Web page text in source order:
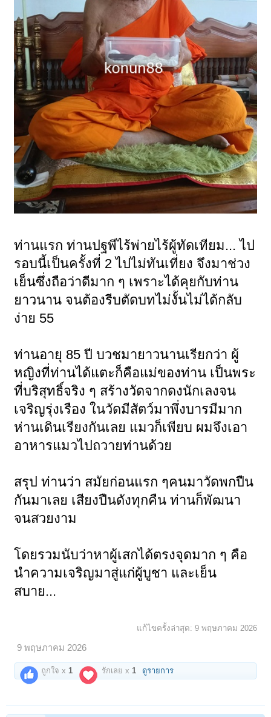
ท่านแรก ท่านปฐพีไร้พ่ายไร้ผู้ทัดเทียม... ไป
รอบนี้เป็นครั้งที่ 2 ไปไม่ทันเที่ยง จึงมาช่วง
เย็นซึ่งถือว่าดีมาก ๆ เพราะได้คุยกับท่าน
ยาวนาน จนต้องรีบตัดบทไม่งั้นไม่ได้กลับ
ง่าย 55
ท่านอายุ 85 ปี บวชมายาวนานเรียกว่า ผู้
หญิงที่ท่านได้แตะก็คือแม่ของท่าน เป็นพระ
ที่บริสุทธิ์จริง ๆ สร้างวัดจากดงนักเลงจน
เจริญรุ่งเรือง ในวัดมีสัตว์มาพึ่งบารมีมาก
ห่านเดินเรียงกันเลย แมวก็เพียบ ผมจึงเอา
อาหารแมวไปถวายท่านด้วย
สรุป ท่านว่า สมัยก่อนแรก ๆคนมาวัดพกปืน
กันมาเลย เสียงปืนดังทุกคืน ท่านก็พัฒนา
จนสวยงาม
โดยรวมนับว่าหาผู้เสกได้ตรงจุดมาก ๆ คือ
นำความเจริญมาสู่แก่ผู้บูชา และเย็น
สบาย...
แก้ไขครั้งล่าสุด: 9 พฤษภาคม 2026
9 พฤษภาคม 2026
ถูกใจ x1 รักเลย x1 ดูรายการ